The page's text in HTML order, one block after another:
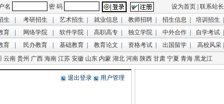
设为首页 联系站长
生 考研招生 艺术招生 就业信息 教师招聘 招生信息 培训招生
育 网络学院 软件学院 高职高专 独立学院 中外合作 自学考试
育 民办教育 基础教育 教育论文 资格考试 出国留学 高校风采
云南 贵州 广西 海南 江苏 安徽 山东 内蒙 湖北 河南 陕西 甘肃 宁夏 青海 黑龙江
退出登录 用户管理